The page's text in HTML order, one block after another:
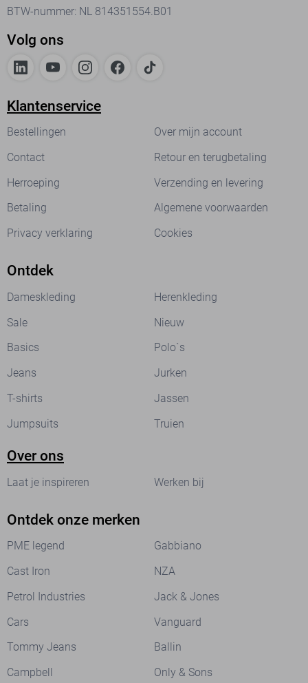
BTW-nummer: NL 814351554.B01
Volg ons
Klantenservice
Bestellingen
Over mijn account
Contact
Retour en terugbetaling
Herroeping
Verzending en levering
Betaling
Algemene voorwaarden
Privacy verklaring
Cookies
Ontdek
Dameskleding
Herenkleding
Sale
Nieuw
Basics
Polo`s
Jeans
Jurken
T-shirts
Jassen
Jumpsuits
Truien
Over ons
Laat je inspireren Werken bij
Ontdek onze merken
PME legend
Gabbiano
Cast Iron
NZA
Petrol Industries
Jack & Jones
Cars
Vanguard
Tommy Jeans
Ballin
Campbell
Only & Sons